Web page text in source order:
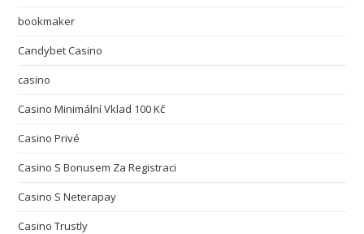
bookmaker
Candybet Casino
casino
Casino Minimální Vklad 100 Kč
Casino Privé
Casino S Bonusem Za Registraci
Casino S Neterapay
Casino Trustly